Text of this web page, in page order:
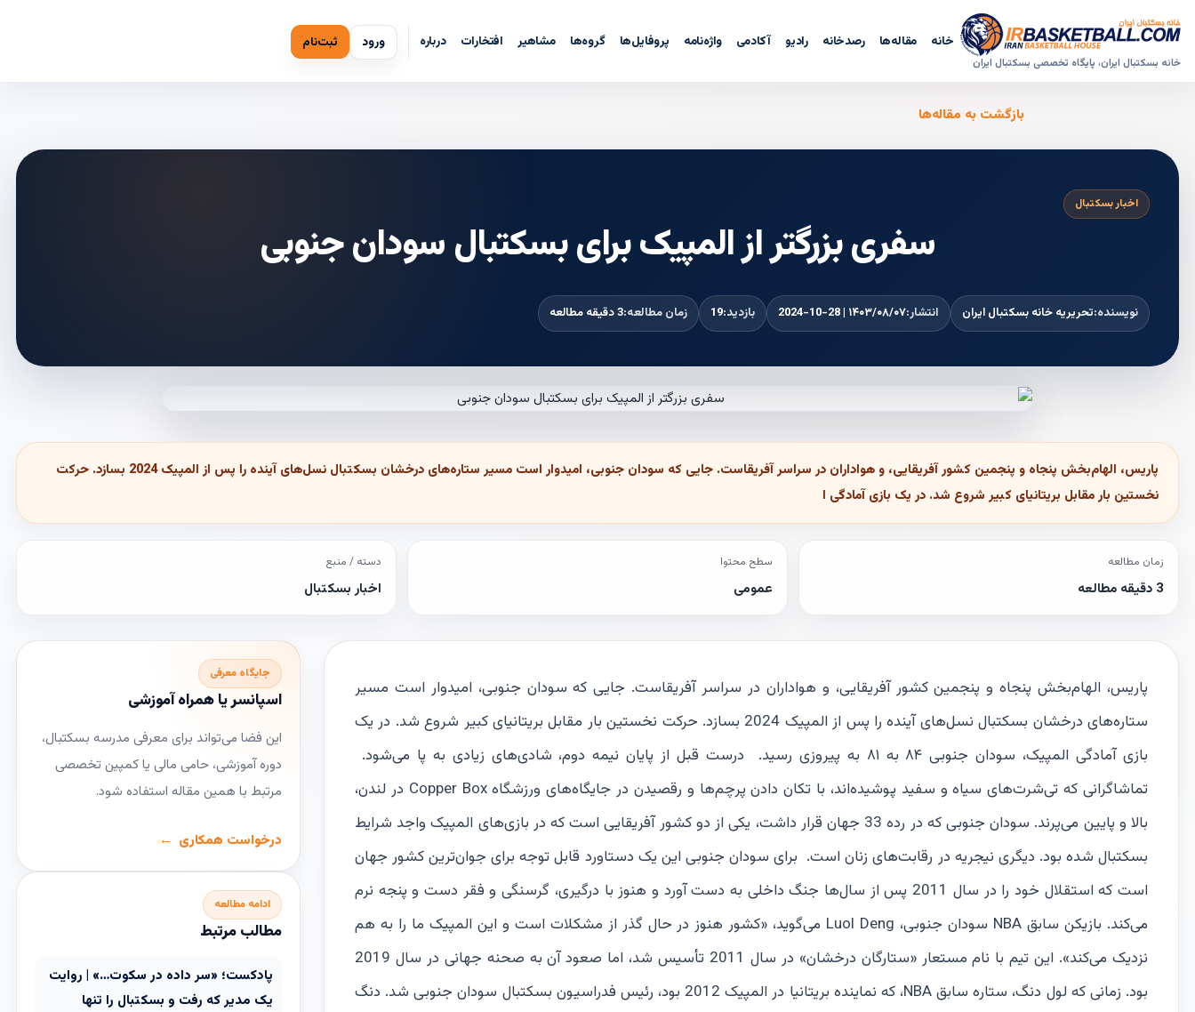
خانه بسکتبال ایران، پایگاه تخصصی بسکتبال ایران
خانه مقاله‌ها رصدخانه رادیو آکادمی واژه‌نامه پروفایل‌ها گروه‌ها مشاهیر افتخارات درباره ورود ثبت‌نام
بازگشت به مقاله‌ها
اخبار بسکتبال
سفری بزرگتر از المپیک برای بسکتبال سودان جنوبی
نویسنده:تحریریه خانه بسکتبال ایران انتشار:۱۴۰۳/۰۸/۰۷ | 2024-10-28 بازدید:19 زمان مطالعه:3 دقیقه مطالعه
پاریس، الهام‌بخش پنجاه و پنجمین کشور آفریقایی، و هواداران در سراسر آفریقاست. جایی که سودان جنوبی، امیدوار است مسیر ستاره‌های درخشان بسکتبال نسل‌های آینده را پس از المپیک 2024 بسازد. حرکت
نخستین بار مقابل بریتانیای کبیر شروع شد. در یک بازی آمادگی ا
زمان مطالعه
3 دقیقه مطالعه
سطح محتوا
عمومی
دسته / منبع
اخبار بسکتبال
پاریس، الهام‌بخش پنجاه و پنجمین کشور آفریقایی، و هواداران در سراسر آفریقاست. جایی که سودان جنوبی، امیدوار است مسیر
ستاره‌های درخشان بسکتبال نسل‌های آینده را پس از المپیک 2024 بسازد. حرکت نخستین بار مقابل بریتانیای کبیر شروع شد. در یک
بازی آمادگی المپیک، سودان جنوبی ۸۴ به ۸۱ به پیروزی رسید. درست قبل از پایان نیمه‌ دوم، شادی‌های زیادی به پا می‌شود.
تماشاگرانی که تی‌شرت‌های سیاه و سفید پوشیده‌اند، با تکان دادن پرچم‌ها و رقصیدن در جایگاه‌های ورزشگاه Copper Box در لندن،
بالا و پایین می‌پرند. سودان جنوبی که در رده 33 جهان قرار داشت، یکی از دو کشور آفریقایی است که در بازی‌های المپیک واجد شرایط
بسکتبال شده بود. دیگری نیجریه در رقابت‌های زنان است. برای سودان جنوبی این یک دستاورد قابل توجه برای جوان‌ترین کشور جهان
است که استقلال خود را در سال 2011 پس از سال‌ها جنگ داخلی به دست آورد و هنوز با درگیری، گرسنگی و فقر دست و پنجه نرم
می‌کند. بازیکن سابق NBA سودان جنوبی، Luol Deng می‌گوید، «کشور هنوز در حال گذر از مشکلات است و این المپیک ما را به هم
نزدیک می‌کند». این تیم با نام مستعار «ستارگان درخشان» در سال 2011 تأسیس شد، اما صعود آن به صحنه جهانی در سال 2019
بود. زمانی که لول دنگ، ستاره سابق NBA، که نماینده بریتانیا در المپیک 2012 بود، رئیس فدراسیون بسکتبال سودان جنوبی شد. دنگ
جایگاه معرفی
اسپانسر یا همراه آموزشی
این فضا می‌تواند برای معرفی مدرسه بسکتبال،
دوره آموزشی، حامی مالی یا کمپین تخصصی
مرتبط با همین مقاله استفاده شود.
درخواست همکاری
ادامه مطالعه
مطالب مرتبط
پادکست؛ «سر داده در سکوت…» | روایت
یک مدیر که رفت و بسکتبال را تنها